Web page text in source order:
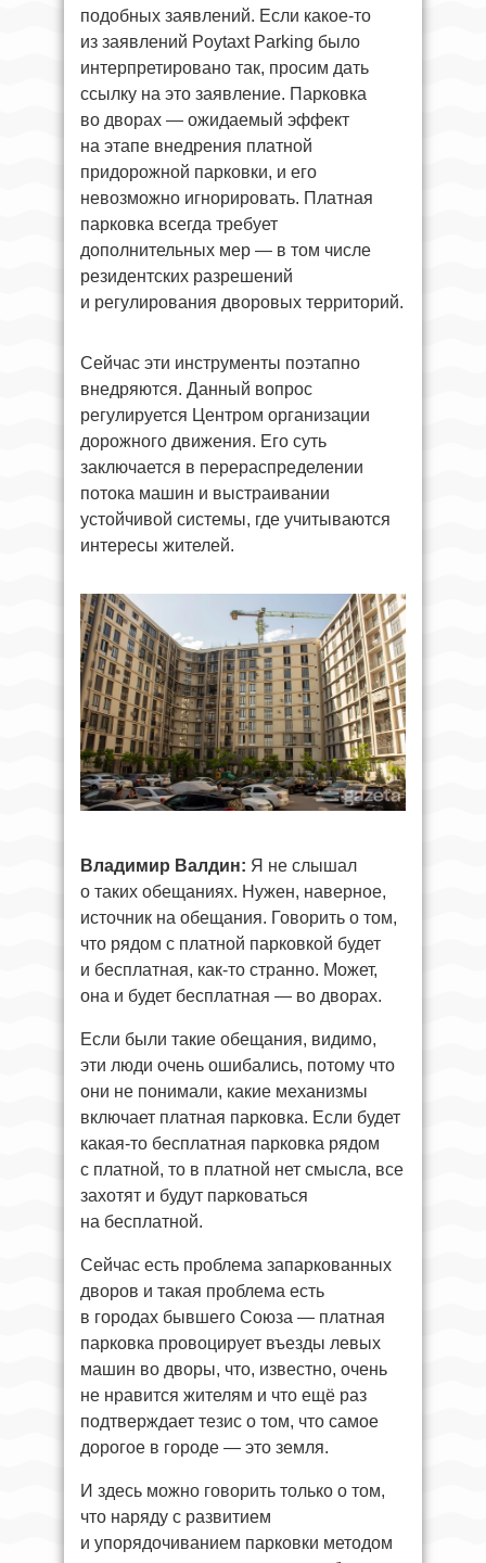
подобных заявлений. Если какое-то
из заявлений Poytaxt Parking было
интерпретировано так, просим дать
ссылку на это заявление. Парковка
во дворах — ожидаемый эффект
на этапе внедрения платной
придорожной парковки, и его
невозможно игнорировать. Платная
парковка всегда требует
дополнительных мер — в том числе
резидентских разрешений
и регулирования дворовых территорий.
Сейчас эти инструменты поэтапно
внедряются. Данный вопрос
регулируется Центром организации
дорожного движения. Его суть
заключается в перераспределении
потока машин и выстраивании
устойчивой системы, где учитываются
интересы жителей.
Владимир Валдин: Я не слышал
о таких обещаниях. Нужен, наверное,
источник на обещания. Говорить о том,
что рядом с платной парковкой будет
и бесплатная, как-то странно. Может,
она и будет бесплатная — во дворах.
Если были такие обещания, видимо,
эти люди очень ошибались, потому что
они не понимали, какие механизмы
включает платная парковка. Если будет
какая-то бесплатная парковка рядом
с платной, то в платной нет смысла, все
захотят и будут парковаться
на бесплатной.
Сейчас есть проблема запаркованных
дворов и такая проблема есть
в городах бывшего Союза — платная
парковка провоцирует въезды левых
машин во дворы, что, известно, очень
не нравится жителям и что ещё раз
подтверждает тезис о том, что самое
дорогое в городе — это земля.
И здесь можно говорить только о том,
что наряду с развитием
и упорядочиванием парковки методом